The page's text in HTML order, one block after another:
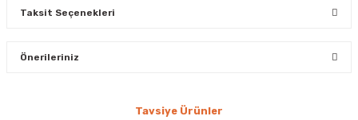
Taksit Seçenekleri
Önerileriniz
konularda yetersiz gördüğünüz noktaları öneri formunu
Tavsiye Ürünler